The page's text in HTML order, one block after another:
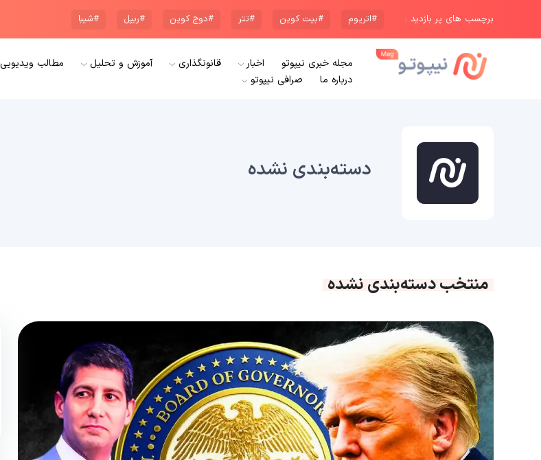
برچسب های پر بازدید : #اتریوم #بیت کوین #تتر #دوج کوین #ریپل #شیبا
مجله خبری نیپوتو اخبار قانونگذاری آموزش و تحلیل
مطالب ویدیویی
درباره ما
صرافی نیپوتو
دسته‌بندی نشده
منتخب دسته‌بندی نشده